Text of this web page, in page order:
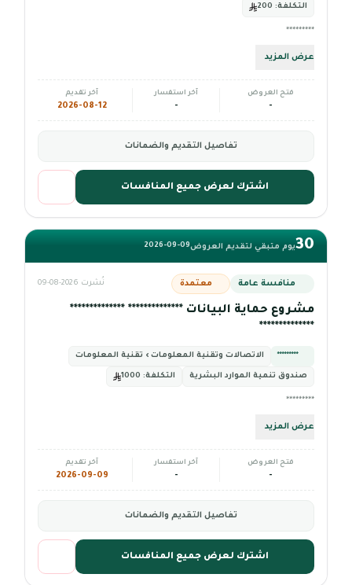
التكلفة:
*********
عرض المزيد
فتح العروض
-
آخر استفسار
-
آخر تقديم
2026-08-12
تفاصيل التقديم والضمانات
اشترك لعرض جميع المنافسات
30يوم متبقي لتقديم العروض2026-09-09
منافسة عامة معتمدة نُشرت 2026-08-09
مشروع حماية البيانات ************** **************
**************
********* الاتصالات وتقنية المعلومات › تقنية المعلومات
صندوق تنمية الموارد البشرية التكلفة:
*********
عرض المزيد
فتح العروض
-
آخر استفسار
-
آخر تقديم
2026-09-09
تفاصيل التقديم والضمانات
اشترك لعرض جميع المنافسات